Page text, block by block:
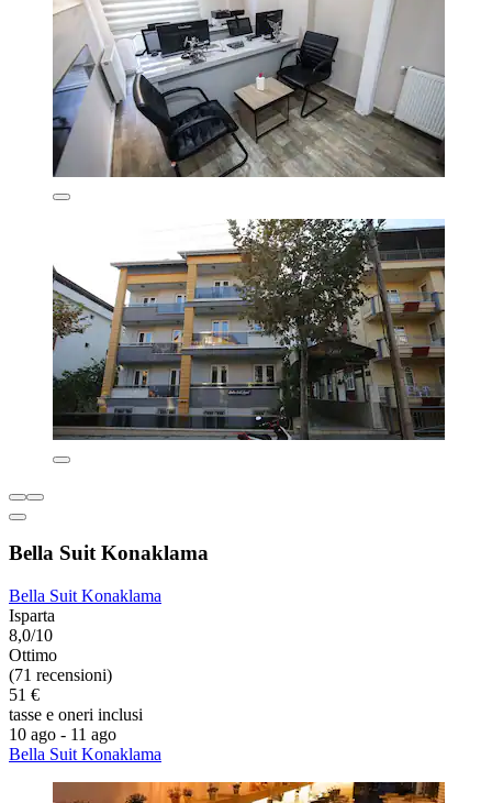
Bella Suit Konaklama
Bella Suit Konaklama
Isparta
8,0/10
Ottimo
(71 recensioni)
51 €
tasse e oneri inclusi
10 ago - 11 ago
Bella Suit Konaklama